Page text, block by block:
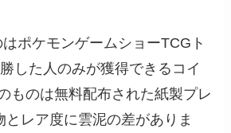
ポケモンゲームショーTCGト
した人のみが獲得できるコイ
ものは無料配布された紙製プレ
とレア度に雲泥の差がありま